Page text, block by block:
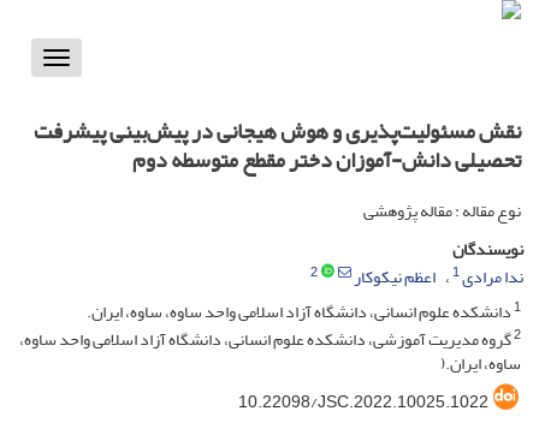
Toggle
نقش مسئولیت‌پذیری و هوش هیجانی در پیش‌بینی پیشرفت
تحصیلی دانش-آموزان دختر مقطع متوسطه دوم
نوع مقاله : مقاله پژوهشی
نویسندگان
ندا مرادی1 اعظم نیکوکار
2
1دانشکده علوم انسانی، دانشگاه آزاد اسلامی واحد ساوه، ساوه، ایران.
2گروه مدیریت آموزشی، دانشکده علوم انسانی، دانشگاه آزاد اسلامی واحد ساوه،
ساوه، ایران.(
10.22098/JSC.2022.10025.1022